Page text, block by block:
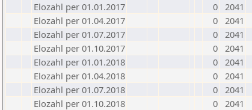
Elozahl per 01.01.2017
0 2041
Elozahl per 01.04.2017
0 2041
Elozahl per 01.07.2017
0 2041
Elozahl per 01.10.2017
0 2041
Elozahl per 01.01.2018
0 2041
Elozahl per 01.04.2018
0 2041
Elozahl per 01.07.2018
0 2041
Elozahl per 01.10.2018
0 2041